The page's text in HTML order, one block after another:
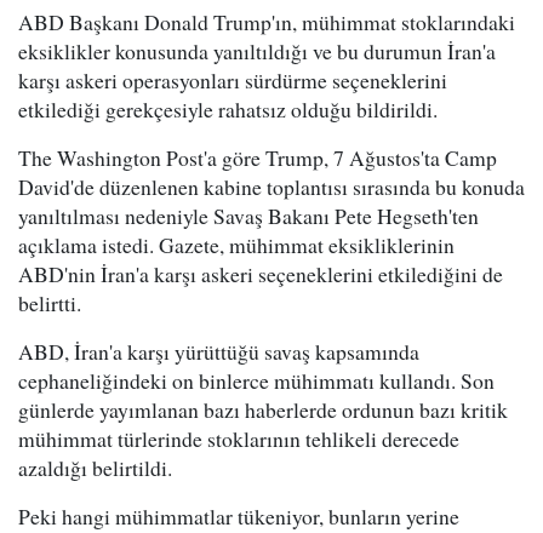
ABD Başkanı Donald Trump'ın, mühimmat stoklarındaki
eksiklikler konusunda yanıltıldığı ve bu durumun İran'a
karşı askeri operasyonları sürdürme seçeneklerini
etkilediği gerekçesiyle rahatsız olduğu bildirildi.
The Washington Post'a göre Trump, 7 Ağustos'ta Camp
David'de düzenlenen kabine toplantısı sırasında bu konuda
yanıltılması nedeniyle Savaş Bakanı Pete Hegseth'ten
açıklama istedi. Gazete, mühimmat eksikliklerinin
ABD'nin İran'a karşı askeri seçeneklerini etkilediğini de
belirtti.
ABD, İran'a karşı yürüttüğü savaş kapsamında
cephaneliğindeki on binlerce mühimmatı kullandı. Son
günlerde yayımlanan bazı haberlerde ordunun bazı kritik
mühimmat türlerinde stoklarının tehlikeli derecede
azaldığı belirtildi.
Peki hangi mühimmatlar tükeniyor, bunların yerine